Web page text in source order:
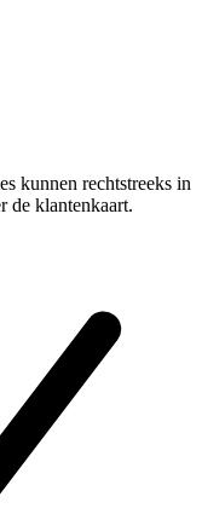
kunnen rechtstreeks in
de klantenkaart.